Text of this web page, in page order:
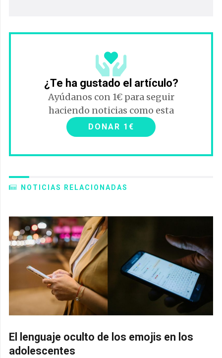
¿Te ha gustado el artículo?
Ayúdanos con 1€ para seguir
haciendo noticias como esta
DONAR 1€
NOTICIAS RELACIONADAS
El lenguaje oculto de los emojis en los
adolescentes